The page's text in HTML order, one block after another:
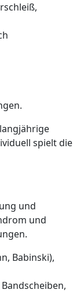
spielt die
und
und
Babinski),